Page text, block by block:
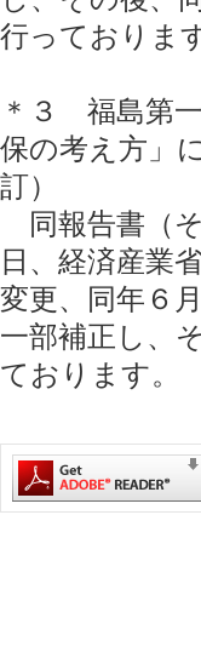
行っておりま
＊３ 福島第
保の考え方」
訂）
同報告書（
日、経済産業
変更、同年６
一部補正し、
ております。